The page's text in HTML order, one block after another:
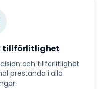
tillförlitlighet
och tillförlitlighet
prestanda i alla